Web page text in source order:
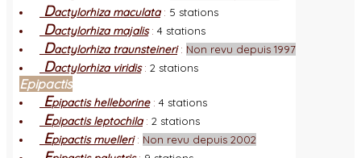
Dactylorhiza maculata: 5 stations
Dactylorhiza majalis: 4 stations
Dactylorhiza traunsteineri: Non revu depuis 1997
Dactylorhiza viridis: 2 stations
Epipactis
Epipactis helleborine: 4 stations
Epipactis leptochila: 2 stations
Epipactis muelleri: Non revu depuis 2002